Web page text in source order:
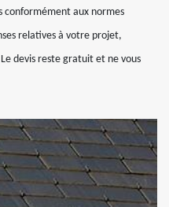
conformément aux normes
relatives à votre projet,
devis reste gratuit et ne vous